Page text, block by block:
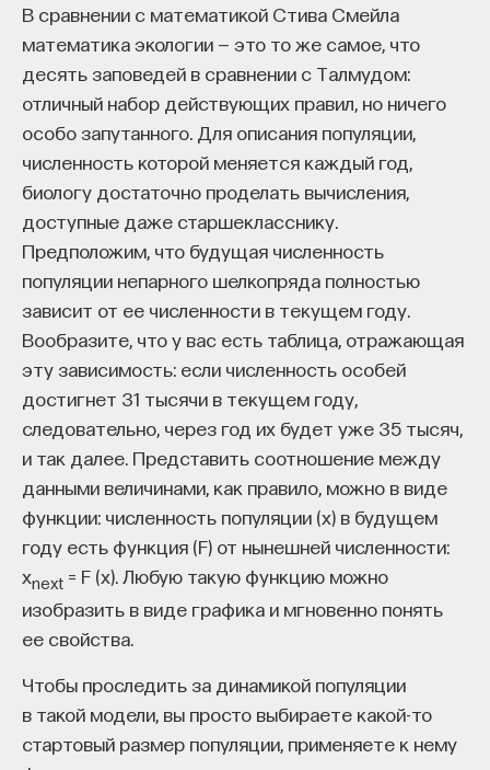
В сравнении с математикой Стива Смейла
математика экологии — это то же самое, что
десять заповедей в сравнении с Талмудом:
отличный набор действующих правил, но ничего
особо запутанного. Для описания популяции,
численность которой меняется каждый год,
биологу достаточно проделать вычисления,
доступные даже старшекласснику.
Предположим, что будущая численность
популяции непарного шелкопряда полностью
зависит от ее численности в текущем году.
Вообразите, что у вас есть таблица, отражающая
эту зависимость: если численность особей
достигнет 31 тысячи в текущем году,
следовательно, через год их будет уже 35 тысяч,
и так далее. Представить соотношение между
данными величинами, как правило, можно в виде
функции: численность популяции (x) в будущем
году есть функция (F) от нынешней численности:
xnext = F (x). Любую такую функцию можно
изобразить в виде графика и мгновенно понять
ее свойства.
Чтобы проследить за динамикой популяции
в такой модели, вы просто выбираете какой-то
стартовый размер популяции, применяете к нему
подпоследовательность действий, которая
сопровождается отдельным набором состояний,
в которых сказано, что нужно начинать цепочку
действий. Цепочка действий заканчивается
терминальными состояниями, то есть условиями
ее завершения. В данном случае используется
подход вычисления ценности пар «состояние —
действие». Когда мы хотим для данного
состояния выяснить, какое действие
предпринять, мы для этой пары «действие
и текущее состояние» сопоставляем некоторое
число, вознаграждение, которое получим
в дальнейшем, если совершим действие в этом
состоянии.
Наши предсказания — какой счет в итоге
мы получим на самом деле, если здесь в данный
момент совершим это действие. Этот подход
в фреймворкеOptions расширяется на то, что
мы теперь предсказываем не на один шаг вперед.
Мы знаем, какое вознаграждение получим, если
дальше будем следовать нашей стратегии
Одна из проблем в иерархическом обучении
с подкреплением заключается в том, что нам
заранее нужно задавать подцели. То есть нам